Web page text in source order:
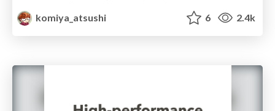
komiya_atsushi
6 2.4k